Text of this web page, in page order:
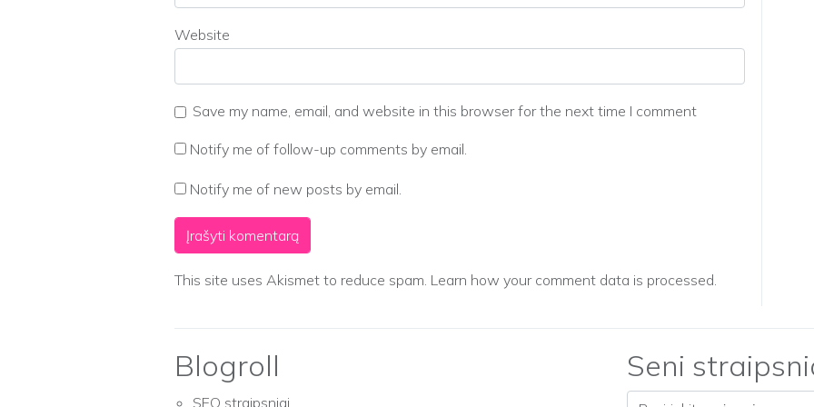
Website
Save my name, email, and website in this browser for the next time I comment
Notify me of follow-up comments by email.
Notify me of new posts by email.
This site uses Akismet to reduce spam. Learn how your comment data is processed.
Blogroll
SEO straipsniai
Seni
Seni straipsniai